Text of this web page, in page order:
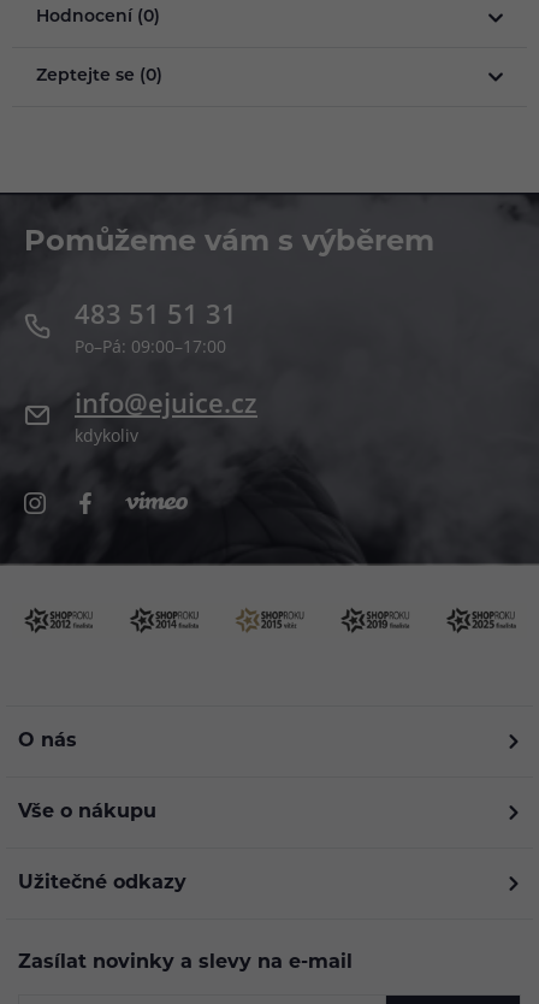
Hodnocení (0)
Zeptejte se (0)
Pomůžeme vám s výběrem
483 51 51 31
Po–Pá: 09:00–17:00
info@ejuice.cz
kdykoliv
O nás
Vše o nákupu
Užitečné odkazy
Zasílat novinky a slevy na e-mail